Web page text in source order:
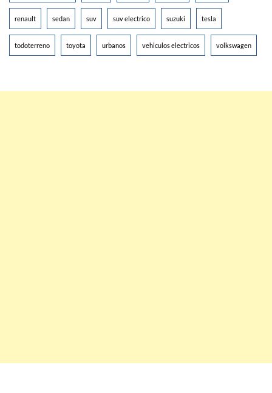
renault sedan suv suv electrico suzuki tesla
todoterreno toyota urbanos vehiculos electricos volkswagen